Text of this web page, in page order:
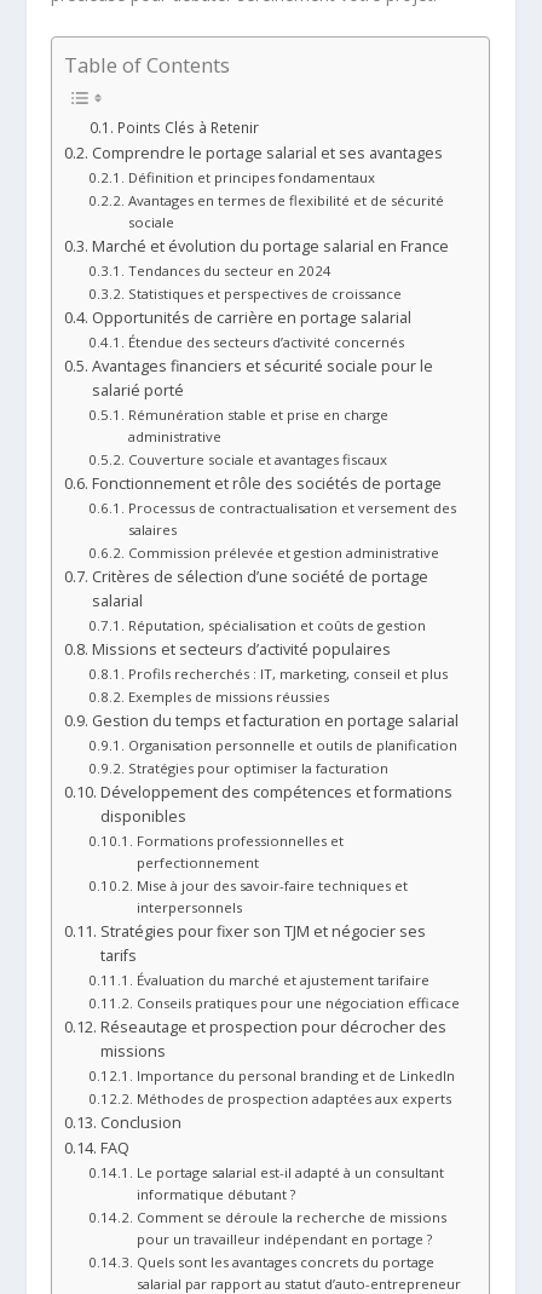
Table of Contents
Points Clés à Retenir
Comprendre le portage salarial et ses avantages
Définition et principes fondamentaux
Avantages en termes de flexibilité et de sécurité
sociale
Marché et évolution du portage salarial en France
Tendances du secteur en 2024
Statistiques et perspectives de croissance
Opportunités de carrière en portage salarial
Étendue des secteurs d’activité concernés
Avantages financiers et sécurité sociale pour le
salarié porté
Rémunération stable et prise en charge
administrative
Couverture sociale et avantages fiscaux
Fonctionnement et rôle des sociétés de portage
Processus de contractualisation et versement des
salaires
Commission prélevée et gestion administrative
Critères de sélection d’une société de portage
salarial
Réputation, spécialisation et coûts de gestion
Missions et secteurs d’activité populaires
Profils recherchés : IT, marketing, conseil et plus
Exemples de missions réussies
Gestion du temps et facturation en portage salarial
Organisation personnelle et outils de planification
Stratégies pour optimiser la facturation
Développement des compétences et formations
disponibles
Formations professionnelles et
perfectionnement
Mise à jour des savoir-faire techniques et
interpersonnels
Stratégies pour fixer son TJM et négocier ses
tarifs
Évaluation du marché et ajustement tarifaire
Conseils pratiques pour une négociation efficace
Réseautage et prospection pour décrocher des
missions
Importance du personal branding et de LinkedIn
Méthodes de prospection adaptées aux experts
Conclusion
FAQ
Le portage salarial est-il adapté à un consultant
informatique débutant ?
Comment se déroule la recherche de missions
pour un travailleur indépendant en portage ?
Quels sont les avantages concrets du portage
salarial par rapport au statut d’auto-entrepreneur